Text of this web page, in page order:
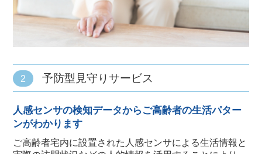
2 予防型見守りサービス
人感センサの検知データからご高齢者の生活パター
ンがわかります
ご高齢者宅内に設置された人感センサによる生活情報と